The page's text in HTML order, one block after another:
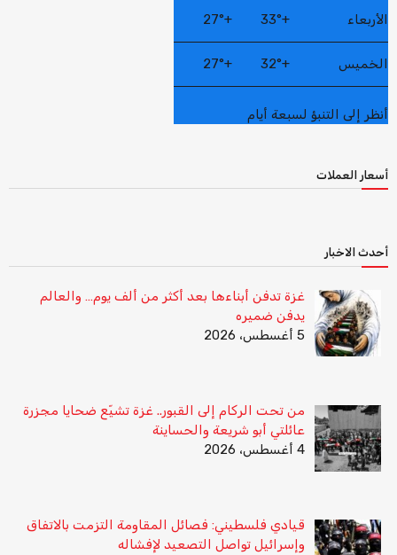
الأربعاء +
33°
+
27°
الخميس +
32°
+
27°
أنظر إلى التنبؤ لسبعة أيام
أسعار العملات
أحدث الاخبار
غزة تدفن أبناءها بعد أكثر من ألف يوم… والعالم
يدفن ضميره
5 أغسطس، 2026
من تحت الركام إلى القبور.. غزة تشيّع ضحايا مجزرة
عائلتي أبو شريعة والحساينة
4 أغسطس، 2026
قيادي فلسطيني: فصائل المقاومة التزمت بالاتفاق
وإسرائيل تواصل التصعيد لإفشاله